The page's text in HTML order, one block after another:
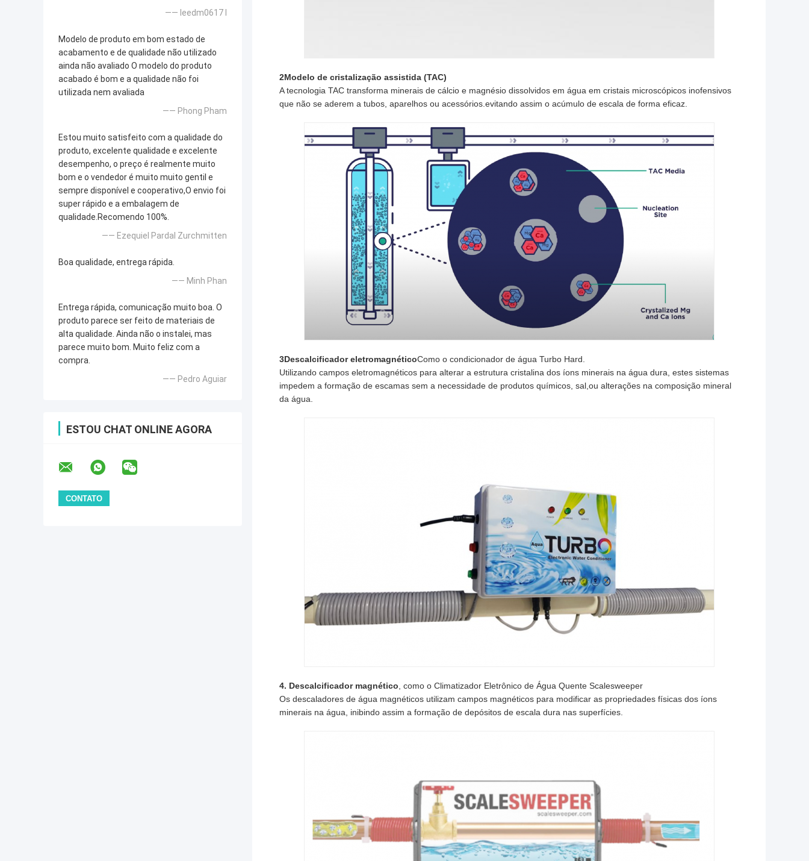
—— leedm0617 l
Modelo de produto em bom estado de
acabamento e de qualidade não utilizado
ainda não avaliado O modelo do produto
acabado é bom e a qualidade não foi
utilizada nem avaliada
—— Phong Pham
Estou muito satisfeito com a qualidade do
produto, excelente qualidade e excelente
desempenho, o preço é realmente muito
bom e o vendedor é muito muito gentil e
sempre disponível e cooperativo,O envio foi
super rápido e a embalagem de
qualidade.Recomendo 100%.
—— Ezequiel Pardal Zurchmitten
Boa qualidade, entrega rápida.
—— Minh Phan
Entrega rápida, comunicação muito boa. O
produto parece ser feito de materiais de
alta qualidade. Ainda não o instalei, mas
parece muito bom. Muito feliz com a
compra.
—— Pedro Aguiar
ESTOU CHAT ONLINE AGORA
2Modelo de cristalização assistida (TAC)
A tecnologia TAC transforma minerais de cálcio e magnésio dissolvidos em água em cristais microscópicos inofensivos
que não se aderem a tubos, aparelhos ou acessórios.evitando assim o acúmulo de escala de forma eficaz.
3Descalcificador eletromagnéticoComo o condicionador de água Turbo Hard.
Utilizando campos eletromagnéticos para alterar a estrutura cristalina dos íons minerais na água dura, estes sistemas
impedem a formação de escamas sem a necessidade de produtos químicos, sal,ou alterações na composição mineral
da água.
4. Descalcificador magnético, como o Climatizador Eletrônico de Água Quente Scalesweeper
Os descaladores de água magnéticos utilizam campos magnéticos para modificar as propriedades físicas dos íons
minerais na água, inibindo assim a formação de depósitos de escala dura nas superfícies.